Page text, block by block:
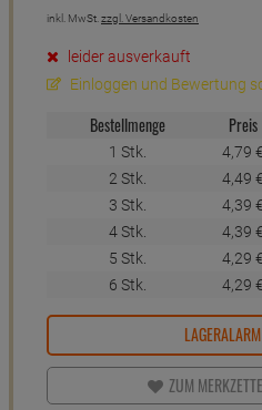
inkl. MwSt. zzgl. Versandkosten
leider ausverkauft
Einloggen und Bewertung
Bestellmenge Preis
1 Stk. 4,79 €
2 Stk.
4,49 €
3 Stk.
4,39 €
4 Stk.
4,39 €
5 Stk.
4,29 €
6 Stk.
4,29 €
LAGERALARM
ZUM